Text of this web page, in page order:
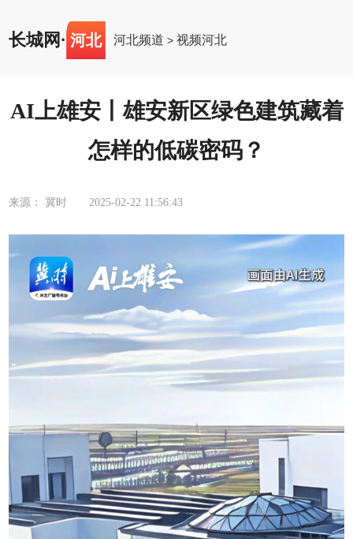
长城网 · 河北 河北频道 >视频河北
AI上雄安丨雄安新区绿色建筑藏着
怎样的低碳密码？
来源： 冀时 2025-02-22 11:56:43